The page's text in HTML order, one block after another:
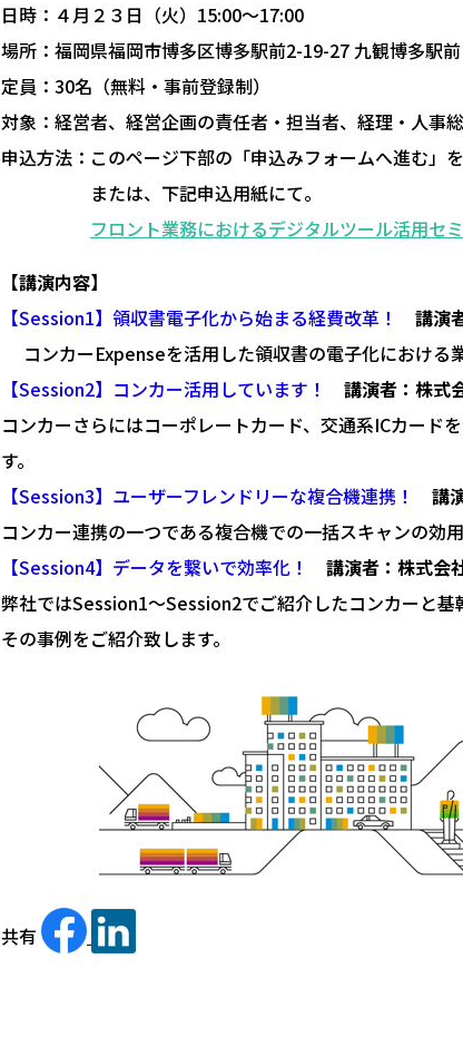
日時：４月２３日（火）15:00～17:00
場所：福岡県福岡市博多区博多駅前2-19-27 九観博多駅
定員：30名（無料・事前登録制）
対象：経営者、経営企画の責任者・担当者、経理・人事
申込方法：このページ下部の「申込みフォームへ進む」
または、下記申込用紙にて。
フロント業務におけるデジタルツール活用セ
【講演内容】
【Session1】領収書電子化から始まる経費改革！
講演
コンカーExpenseを活用した領収書の電子化における
【Session2】コンカー活用しています！
講演者：株式
コンカーさらにはコーポレートカード、交通系ICカード
す。
【Session3】ユーザーフレンドリーな複合機連携！
講
コンカー連携の一つである複合機での一括スキャンの効
【Session4】データを繋いで効率化！
講演者：株式会
弊社ではSession1～Session2でご紹介したコンカーと
その事例をご紹介致します。
共有